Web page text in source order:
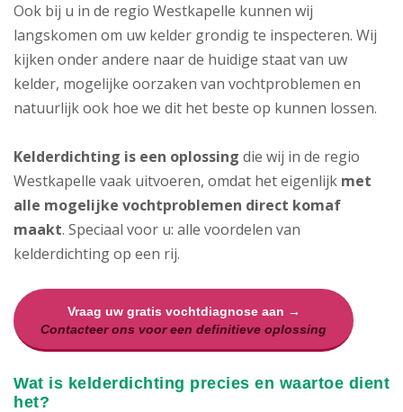
Ook bij u in de regio Westkapelle kunnen wij
langskomen om uw kelder grondig te inspecteren. Wij
kijken onder andere naar de huidige staat van uw
kelder, mogelijke oorzaken van vochtproblemen en
natuurlijk ook hoe we dit het beste op kunnen lossen.
Kelderdichting is een oplossing die wij in de regio
Westkapelle vaak uitvoeren, omdat het eigenlijk met
alle mogelijke vochtproblemen direct komaf
maakt. Speciaal voor u: alle voordelen van
kelderdichting op een rij.
Vraag uw gratis vochtdiagnose aan →
Contacteer ons voor een definitieve oplossing
Wat is kelderdichting precies en waartoe dient
het?